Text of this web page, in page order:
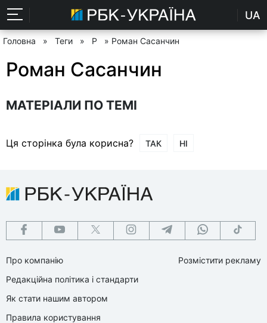
UA
Головна » Теги » Р » Роман Сасанчин
Роман Сасанчин
МАТЕРІАЛИ ПО ТЕМІ
Ця сторінка була корисна? ТАК НІ
Про компанію
Редакційна політика і стандарти
Як стати нашим автором
Правила користування
Розмістити рекламу